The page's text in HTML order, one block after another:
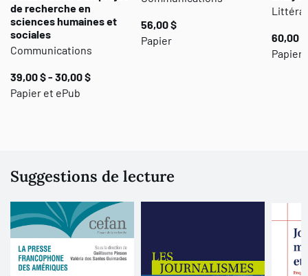
Moreau et Jean-Michel Utard.
de recherche en
sciences humaines et
sociales
Communications
39,00 $ - 30,00 $
Papier et ePub
56,00 $
Papier
60,00 $
Papier
Suggestions de lecture